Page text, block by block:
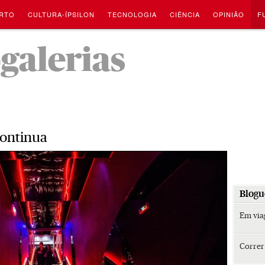
CULTURA-ÍPSILON TECNOLOGIA CIÊNCIA OPINIÃO
Em